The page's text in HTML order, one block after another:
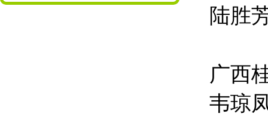
陆胜
广西
韦琼